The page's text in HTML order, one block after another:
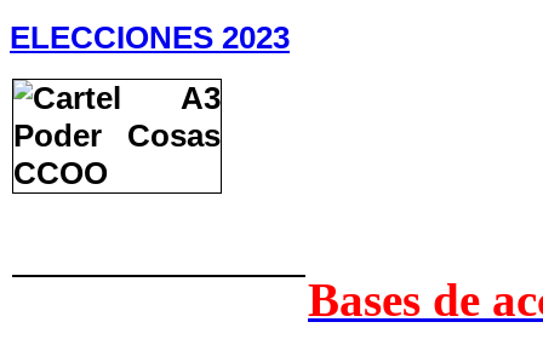
ELECCIONES 2023
Bases de